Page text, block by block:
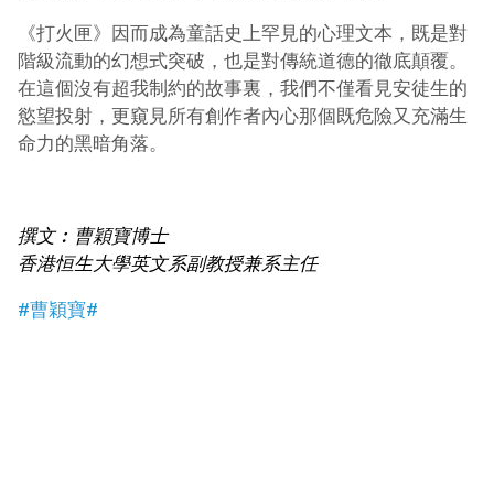
《打火匣》因而成為童話史上罕見的心理文本，既是對
階級流動的幻想式突破，也是對傳統道德的徹底顛覆。
在這個沒有超我制約的故事裏，我們不僅看見安徒生的
慾望投射，更窺見所有創作者內心那個既危險又充滿生
命力的黑暗角落。
撰文︰曹穎寶博士
香港恒生大學英文系副教授兼系主任
#曹穎寶#